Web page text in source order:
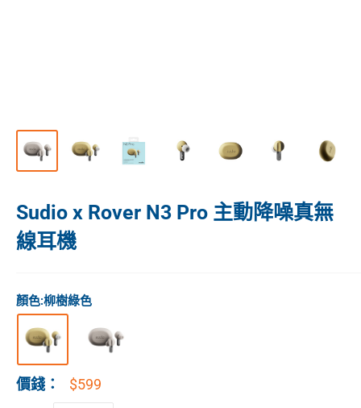
Sudio x Rover N3 Pro 主動降噪真無
線耳機
顏色:柳樹綠色
價錢： $599